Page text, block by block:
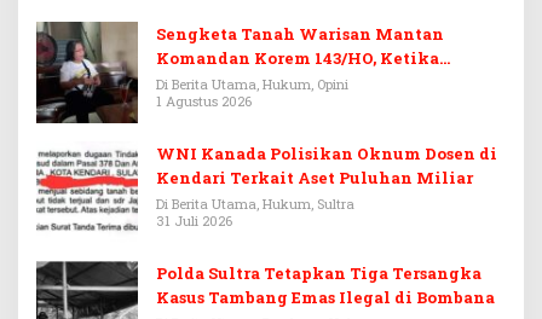
Sengketa Tanah Warisan Mantan
Komandan Korem 143/HO, Ketika
Warisan Menjadi Arena Pemerasan
Di Berita Utama, Hukum, Opini
1 Agustus 2026
WNI Kanada Polisikan Oknum Dosen di
Kendari Terkait Aset Puluhan Miliar
Di Berita Utama, Hukum, Sultra
31 Juli 2026
Polda Sultra Tetapkan Tiga Tersangka
Kasus Tambang Emas Ilegal di Bombana